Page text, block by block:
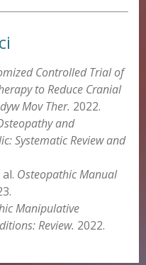
Controlled Trial of
to Reduce Cranial
Mov Ther. 2022.
and
Systematic Review and
Osteopathic Manual
Manipulative
Review. 2022.